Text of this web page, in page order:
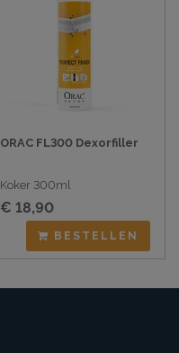
ORAC FL300 Dexorfiller
Koker 300ml
€ 18,90
BESTELLEN